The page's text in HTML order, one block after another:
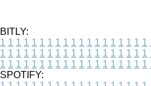
BITLY:
1 1 1 1 1 1 1 1 1 1 1 1 1 1 1 1 1 1 1
1 1 1 1 1 1 1 1 1 1 1 1 1 1 1 1 1 1 1
1 1 1 1 1 1 1 1 1 1 1 1 1 1 1 1 1 1 1
SPOTIFY: